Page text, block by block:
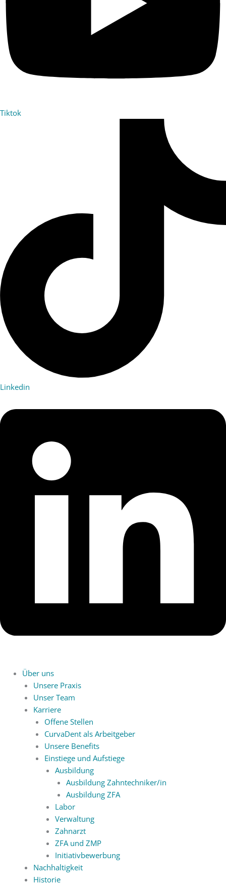
Tiktok
Linkedin
Über uns
Unsere Praxis
Unser Team
Karriere
Offene Stellen
CurvaDent als Arbeitgeber
Unsere Benefits
Einstiege und Aufstiege
Ausbildung
Ausbildung Zahntechniker/in
Ausbildung ZFA
Labor
Verwaltung
Zahnarzt
ZFA und ZMP
Initiativbewerbung
Nachhaltigkeit
Historie